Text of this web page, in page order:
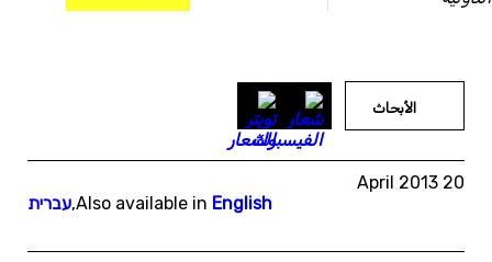
الأبحاث
20 April 2013
Also available in English
,עברית